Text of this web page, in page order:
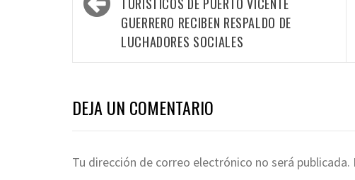
GUERRERO RECIBEN RESPALDO DE
LUCHADORES SOCIALES
DEJA UN COMENTARIO
Tu dirección de correo electrónico no será publicada.